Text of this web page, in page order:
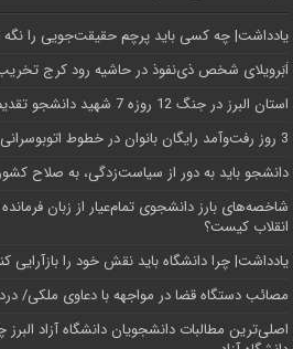
یادداشت| ‌چه کسی باید پرچم حقیقت‌جویی را نگه
اَبَر‌ویلای شخص ذی‌نفوذ در حاشیه‌ رود کرج
استان البرز در جنگ 12 روزه 7 شهید دانشجو تقدیم انقلاب کرد
3 روز رفت‌وآمد رایگان بانوان در خطوط اتوبوسرانی شهری کرج
دانشجو باید به دور از سیاست‌زدگی، به صلاح
شاخصه‌های بارز دانشجوی تمام‌عیار از زبان
انقلاب کیست؟
یادداشت| چرا دانشگاه باید نقش خود را بازآرایی
مصائب دستگاه قضا در مواجهه با دعاوی ملکی/
اصلی‌ترین مطالبات دانشجویان دانشگاه آزاد